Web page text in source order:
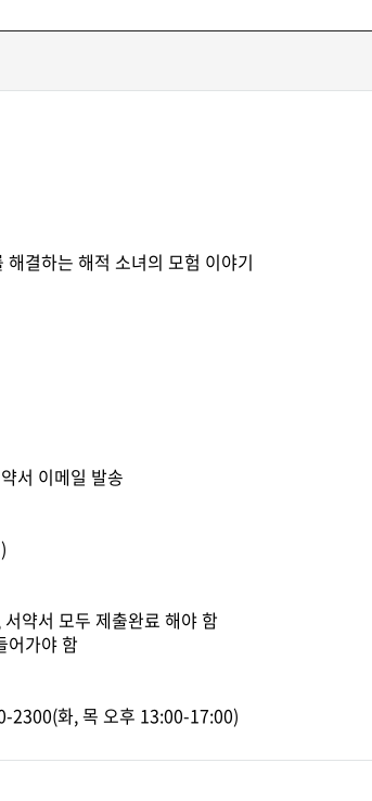
결하는 해적 소녀의 모험 이야기
서 이메일 발송
약서 모두 제출완료 해야 함
어가야 함
화, 목 오후 13:00-17:00)